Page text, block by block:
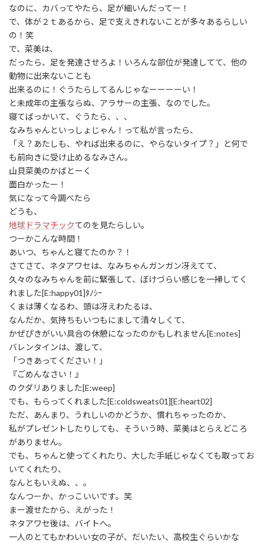
なのに、カバってやたら、足が細いんだってー！
で、体が２ｔあるから、足で支えきれないことが多々あるらしい
の！笑
で、菜美は、
だったら、足を発達させろよ！いろんな部位が発達してて、他の
動物に出来ないことも
出来るのに！ぐうたらしてるんじゃなーーーーい！
と未成年の主張ならぬ、アラサーの主張、なのでした。
寝てばっかいて、ぐうたら、、、
なみちゃんといっしょじゃん！って私が言ったら、
「え？あたしも、やれば出来るのに、やらないタイプ？」と何で
も前向きに受け止めるなみさん。
山貝菜美のかばとーく
面白かったー！
気になって今調べたら
どうも、
地球ドラマチックてのを見たらしい。
つーかこんな時間！
あいつ、ちゃんと寝てたのか？！
さてさて、ネタアワセは、なみちゃんガンガン冴えてて、
久々のなみちゃんを前に緊張して、ぼけづらい感じを一掃してく
れました[E:happy01]ﾀﾉｼｰ
くまは薄くなるわ、頭は冴えわたるは、
なんだか、気持ちもいつもにまして清々しくて、
かぜぴきがいい具合の休憩になったのかもしれません[E:notes]
バレンタインは、渡して、
「つきあってください！」
『ごめんなさい！』
のクダリありました[E:weep]
でも、もらってくれました[E:coldsweats01][E:heart02]
ただ、あんまり、うれしいのかどうか、慣れちゃったのか、
私がプレゼントしたりしても、そういう時、菜美はとらえどころ
がありません。
でも、ちゃんと使ってくれたり、大した手紙じゃなくても取ってお
いてくれたり、
なんともいえぬ、、。
なんつーか、かっこいいです。笑
まー渡せたから、えがった！
ネタアワセ後は、バイトへ。
一人のとてもかわいい女の子が、だいたい、高校生ぐらいかな